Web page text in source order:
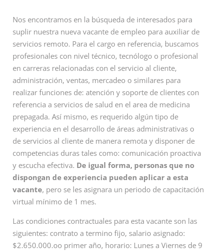
Nos encontramos en la búsqueda de interesados para
suplir nuestra nueva vacante de empleo para auxiliar de
servicios remoto. Para el cargo en referencia, buscamos
profesionales con nivel técnico, tecnólogo o profesional
en carreras relacionadas con el servicio al cliente,
administración, ventas, mercadeo o similares para
realizar funciones de: atención y soporte de clientes con
referencia a servicios de salud en el area de medicina
prepagada. Así mismo, es requerido algún tipo de
experiencia en el desarrollo de áreas administrativas o
de servicios al cliente de manera remota y disponer de
competencias duras tales como: comunicación proactiva
y escucha efectiva. De igual forma, personas que no
dispongan de experiencia pueden aplicar a esta
vacante, pero se les asignara un periodo de capacitación
virtual mínimo de 1 mes.
Las condiciones contractuales para esta vacante son las
siguientes: contrato a termino fijo, salario asignado:
$2.650.000.oo primer año, horario: Lunes a Viernes de 9